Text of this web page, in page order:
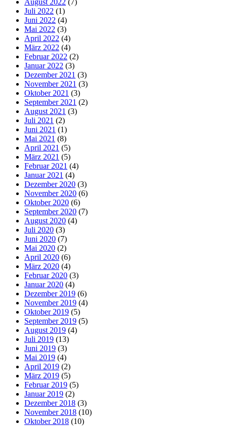
August 2022 (7)
Juli 2022 (1)
Juni 2022 (4)
Mai 2022 (3)
April 2022 (4)
März 2022 (4)
Februar 2022 (2)
Januar 2022 (3)
Dezember 2021 (3)
November 2021 (3)
Oktober 2021 (3)
September 2021 (2)
August 2021 (3)
Juli 2021 (2)
Juni 2021 (1)
Mai 2021 (8)
April 2021 (5)
März 2021 (5)
Februar 2021 (4)
Januar 2021 (4)
Dezember 2020 (3)
November 2020 (6)
Oktober 2020 (6)
September 2020 (7)
August 2020 (4)
Juli 2020 (3)
Juni 2020 (7)
Mai 2020 (2)
April 2020 (6)
März 2020 (4)
Februar 2020 (3)
Januar 2020 (4)
Dezember 2019 (6)
November 2019 (4)
Oktober 2019 (5)
September 2019 (5)
August 2019 (4)
Juli 2019 (13)
Juni 2019 (3)
Mai 2019 (4)
April 2019 (2)
März 2019 (5)
Februar 2019 (5)
Januar 2019 (2)
Dezember 2018 (3)
November 2018 (10)
Oktober 2018 (10)